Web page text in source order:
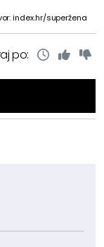
index.hr/superžena
po: